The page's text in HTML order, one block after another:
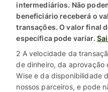
intermediários. Não
beneficiário receberá o
transações. O valor final
específica pode variar.
2 A velocidade da
de dinheiro, da aprovação
Wise e da disponibilidade
nossos parceiros, e pode